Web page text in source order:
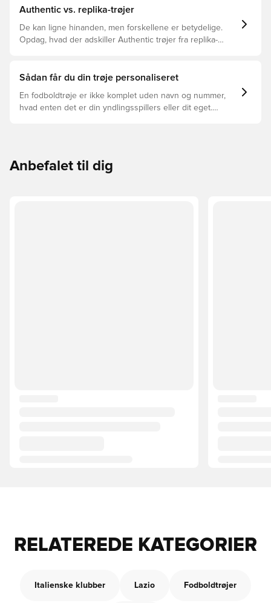
Authentic vs. replika-trøjer
De kan ligne hinanden, men forskellene er betydelige.
Opdag, hvad der adskiller Authentic trøjer fra replika-
Sådan får du din trøje personaliseret
En fodboldtrøje er ikke komplet uden navn og nummer,
hvad enten det er din yndlingsspillers eller dit eget.
Anbefalet til dig
RELATEREDE KATEGORIER
Italienske klubber Lazio Fodboldtrøjer